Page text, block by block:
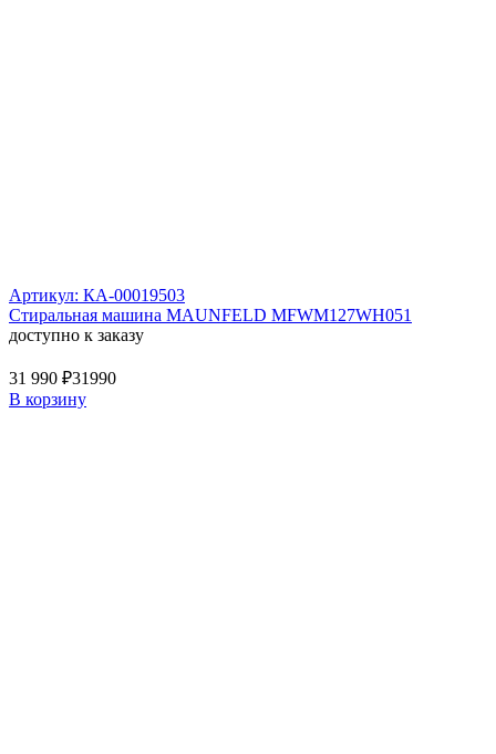
Артикул: КА-00019503
Стиральная машина MAUNFELD MFWM127WH051
доступно к заказу
31 990 ₽31990
В корзину